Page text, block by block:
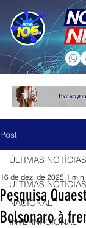
Post
ÚLTIMAS NOTÍCIAS
NACIONAL
INTERNACIONAL
ÚLTIMAS NOTÍCIAS
Pesquisa
Bolsonaro à
16 de dez. de 2025 1 min